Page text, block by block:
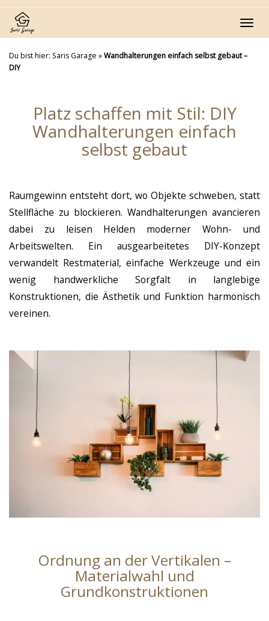
Skip
main
content
Du bist hier: Saris Garage »Wandhalterungen einfach selbst gebaut –
DIY
Platz schaffen mit Stil: DIY
Wandhalterungen einfach
selbst gebaut
Raumgewinn entsteht dort, wo Objekte schweben, statt
Stellfläche zu blockieren. Wandhalterungen avancieren
dabei zu leisen Helden moderner Wohn- und
Arbeitswelten. Ein ausgearbeitetes DIY-Konzept
verwandelt Restmaterial, einfache Werkzeuge und ein
wenig handwerkliche Sorgfalt in langlebige
Konstruktionen, die Ästhetik und Funktion harmonisch
vereinen.
Ordnung an der Vertikalen –
Materialwahl und
Grundkonstruktionen